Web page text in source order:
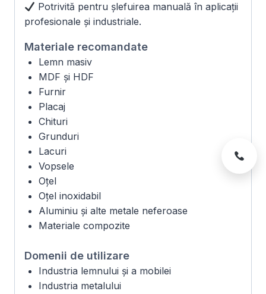
Potrivită pentru șlefuirea manuală în aplicații
profesionale și industriale.
Materiale recomandate
Lemn masiv
MDF și HDF
Furnir
Placaj
Chituri
Grunduri
Lacuri
Vopsele
Oțel
Oțel inoxidabil
Aluminiu și alte metale neferoase
Materiale compozite
Domenii de utilizare
Industria lemnului și a mobilei
Industria metalului